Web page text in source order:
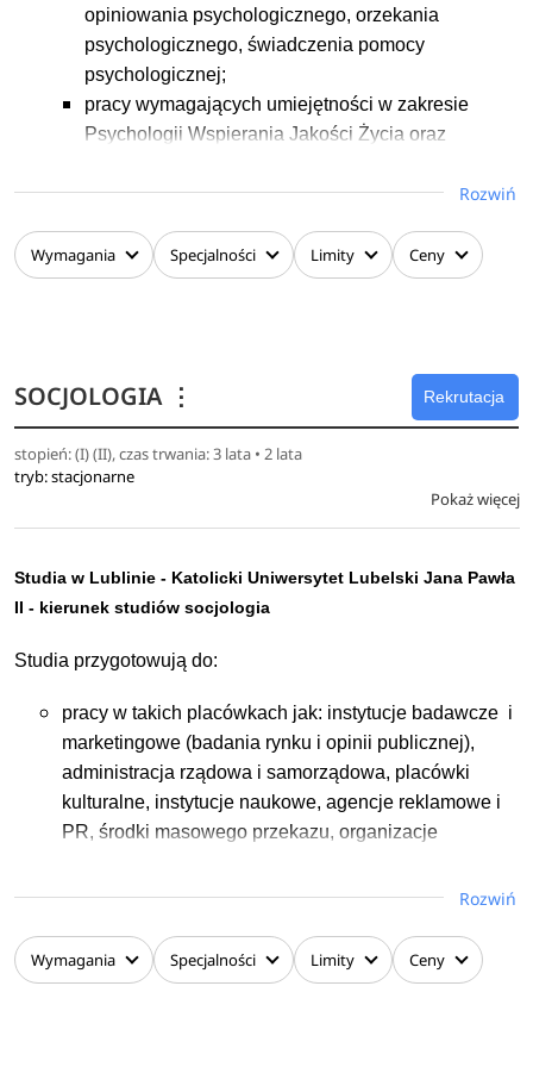
opiniowania psychologicznego, orzekania
psychologicznego, świadczenia pomocy
psychologicznej;
pracy wymagających umiejętności w zakresie
Psychologii Wspierania Jakości Życia oraz
poziom PRK);
Psychologia (8 poziom PRK), oraz nabycia
kwalifikacji wymaganych przy zatrudnieniu w
podyplomowych, również tych w przypadku których
nabywanie specjalistycznej wiedzy i umiejętności
wymaga posiadania tytułu zawodowego magistra
psychologii.
praktycznych i społecznych (ogólnych i szczegółowych)
zgodnych z wymaganiami rynku pracy. Ponadto, istnieje
kształcenia specjalizacyjnego.
Rozwiń
Wymagania Specjalności Limity Ceny
SOCJOLOGIA ⋮ Rekrutacja
stopień: (I) (II), czas trwania: 3 lata • 2 lata
tryb: stacjonarne
Pokaż więcej
Studia w Lublinie - Katolicki Uniwersytet Lubelski Jana Pawła
II - kierunek studiów socjologia
Studia przygotowują do:
pracy w takich placówkach jak: instytucje badawcze i
marketingowe (badania rynku i opinii publicznej),
administracja rządowa i samorządowa, placówki
kulturalne, instytucje naukowe, agencje reklamowe i
PR, środki masowego przekazu, organizacje
pracy w zawodzie m.in.: specjalisty ds. komunikacji
(także komunikacji wewnętrznej), specjalisty ds.
Rozwiń
Wymagania Specjalności Limity Ceny